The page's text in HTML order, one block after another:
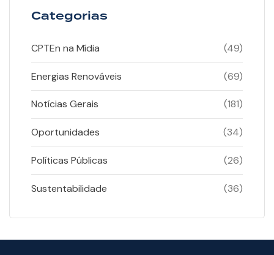
Categorias
CPTEn na Mídia (49)
Energias Renováveis (69)
Notícias Gerais (181)
Oportunidades (34)
Políticas Públicas (26)
Sustentabilidade (36)